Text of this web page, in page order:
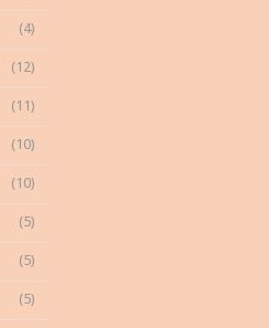
(4)
(12)
(11)
(10)
(10)
(5)
(5)
(5)